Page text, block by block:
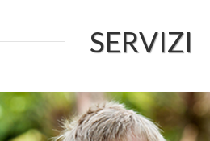
SERVIZI